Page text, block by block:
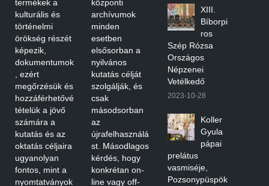
termékek a
kulturális és
történelmi
örökség részét
képezik,
dokumentumok
, ezért
megőrzésük és
hozzáférhetővé
tételük a jövő
számára a
kutatás és az
oktatás céljaira
ugyanolyan
fontos, mint a
nyomtatványok
központi
archívumok
minden
esetben
elsősorban a
nyilvános
kutatás célját
szolgálják, és
csak
másodsorban
az
újrafelhasználá
st. Másodlagos
kérdés, hogy
konkrétan on-
line vagy off-
XIII.
Bíborpi
ros
Szép Rózsa
Országos
Népzenei
Vetélkedő
2023-10-28
Koller
Gyula
pápai
prelátus
vasmiséje,
Pozsonypüspök